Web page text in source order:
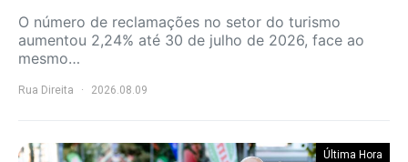
O número de reclamações no setor do turismo
aumentou 2,24% até 30 de julho de 2026, face ao
mesmo…
Rua Direita 2026.08.09
Última Hora